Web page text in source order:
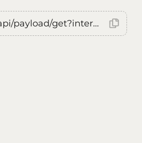
Error: [GET] "/api/payload/get?internal=true&currentLocale=ru": <no response> Failed to fetch